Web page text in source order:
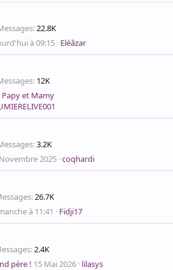
22.8K
à 09:15 Eléâzar
12K
Papy et Mamy
3.2K
2025 coqhardi
26.7K
à 11:41 Fidji17
2.4K
père ! 15 Mai 2026 lilasys